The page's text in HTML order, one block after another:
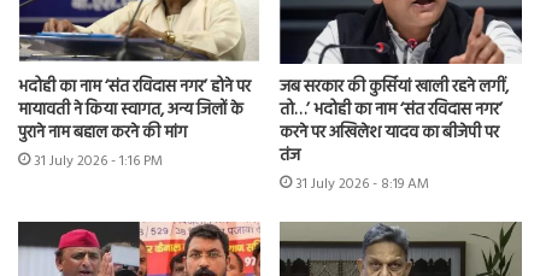
भदोही का नाम ‘संत रविदास नगर’ होने पर
मायावती ने किया स्वागत, अन्य जिलों के
पुराने नाम बहाल करने की मांग
31 July 2026 - 1:16 PM
जब सरकार की कुर्सियां खाली रहने लगीं,
तो…’ भदोही का नाम ‘संत रविदास नगर’
करने पर अखिलेश यादव का बीजेपी पर
तंज
31 July 2026 - 8:19 AM